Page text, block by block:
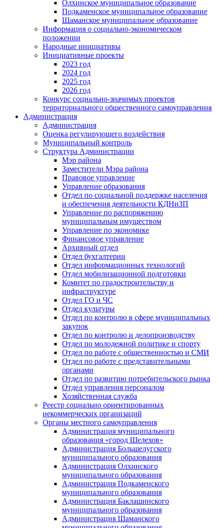
Олхинское муниципальное образование
Подкаменское муниципальное образование
Шаманское муниципальное образование
Информация о социально-экономическом
положении
Народные инициативы
Инициативные проекты
2023 год
2024 год
2025 год
2026 год
Конкурс социально-значимых проектов
территориального общественного самоуправления
Администрация
Администрация
Оценка регулирующего воздействия
Муниципальный контроль
Структура Администрации
Мэр района
Заместители Мэра района
Правовое управление
Управление образования
Отдел по социальной поддержке населения
и обеспечения деятельности КДНиЗП
Управление по распоряжению
муниципальным имуществом
Управление по экономике
Финансовое управление
Архивный отдел
Отдел бухгалтерии
Отдел информационных технологий
Отдел мобилизационной подготовки
Комитет по градостроительству и
инфраструктуре
Отдел ГО и ЧС
Отдел культуры
Отдел по контролю в сфере муниципальных
закупок
Отдел по контролю и делопроизводству
Отдел по молодежной политике и спорту
Отдел по работе с общественностью и СМИ
Отдел по работе с представительными
органами
Отдел по развитию потребительского рынка
Отдел управления персоналом
Хозяйственная служба
Реестр социально ориентированных
некоммерческих организаций
Органы местного самоуправления
Администрация муниципального
образования «город Шелехов»
Администрация Большелугского
муниципального образования
Администрация Олхинского
муниципального образования
Администрация Подкаменского
муниципального образования
Администрация Баклашинского
муниципального образования
Администрация Шаманского